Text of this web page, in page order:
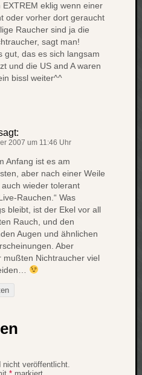
eklig wenn einer
oder vorher dort geraucht
Raucher sind ja die
sagt man!
gut, das es sich langsam
und die US and A waren
bissl weiter^^
2007 um 11:46 Uhr
Anfang ist es am
aber nach einer Weile
wieder tolerant
Rauchen.“ Was
bleibt, ist der Ekel vor all
Rauch, und den
Augen und ähnlichen
Aber
mußten Nichtraucher viel
nicht veröffentlicht.